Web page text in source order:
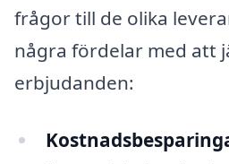
frågor till de olika
några fördelar med att
erbjudanden: